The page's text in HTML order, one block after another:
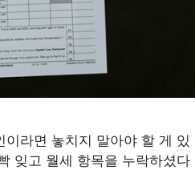
라면 놓치지 말아야 할 게 있
잊고 월세 항목을 누락하셨다